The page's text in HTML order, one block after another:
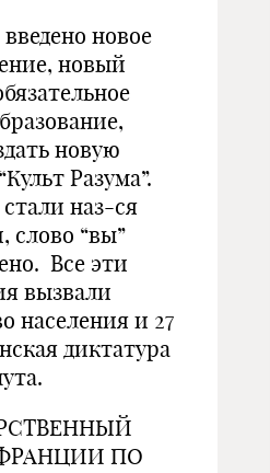
новое
новый
новую
Разума”.
наз-ся
слово “вы”
Все эти
вызвали
населения и 27
диктатура
ПО